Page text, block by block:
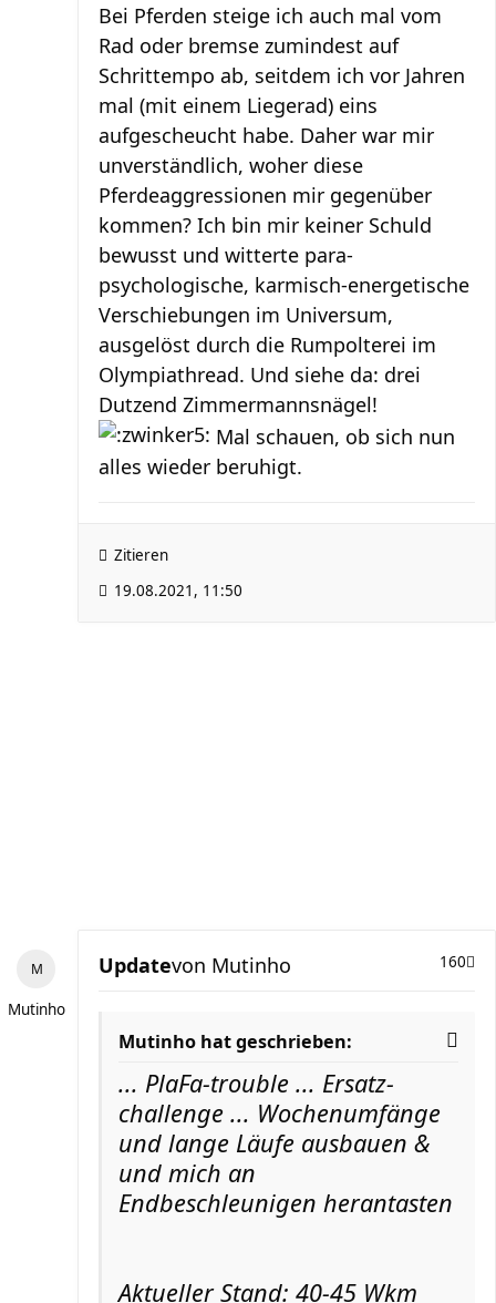
Bei Pferden steige ich auch mal vom
Rad oder bremse zumindest auf
Schrittempo ab, seitdem ich vor Jahren
mal (mit einem Liegerad) eins
aufgescheucht habe. Daher war mir
unverständlich, woher diese
Pferdeaggressionen mir gegenüber
kommen? Ich bin mir keiner Schuld
bewusst und witterte para-
psychologische, karmisch-energetische
Verschiebungen im Universum,
ausgelöst durch die Rumpolterei im
Olympiathread. Und siehe da: drei
Dutzend Zimmermannsnägel!
Mal schauen, ob sich nun
alles wieder beruhigt.
Zitieren
19.08.2021, 11:50
Mutinho
Update 160
von Mutinho
Mutinho hat geschrieben:
... PlaFa-trouble ... Ersatz-
challenge ... Wochenumfänge
und lange Läufe ausbauen &
und mich an
Endbeschleunigen herantasten
Aktueller Stand: 40-45 Wkm